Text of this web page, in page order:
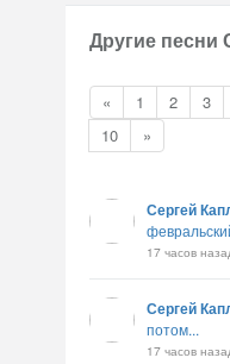
Другие песни
« 1 2 3
10
»
Сергей
17 часов
Сергей
потом...
17 часов